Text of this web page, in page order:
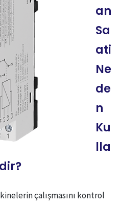
an
Sa
ati
Ne
de
n
Ku
lla
çalışmasını kontrol